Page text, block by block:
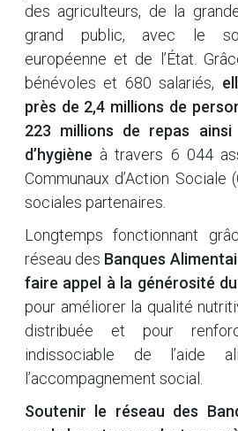
des agriculteurs, de la
grand public, avec le
européenne et de l’État.
bénévoles et 680 salariés,
près de 2,4 millions de
223 millions de repas
d’hygiène à travers 6 044
Communaux d’Action Sociale
sociales partenaires.
Longtemps fonctionnant
réseau des Banques
faire appel à la générosité
pour améliorer la qualité
distribuée et pour
indissociable de l’aide
l’accompagnement social.
Soutenir le réseau des